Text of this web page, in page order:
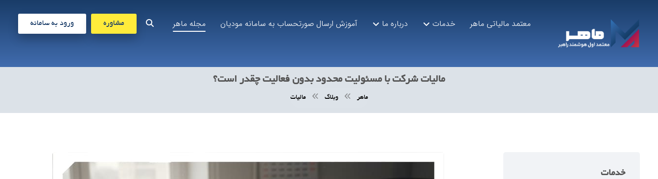
ورود به سامانه مشاوره معتمد مالیاتی ماهر خدمات درباره ما آموزش ارسال صورتحساب به سامانه مودیان مجله ماهر
مالیات شرکت با مسئولیت محدود بدون فعالیت چقدر است؟
ماهر وبلاگ مالیات
خدمات